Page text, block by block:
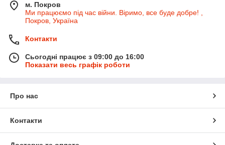
м. Покров
Ми працюємо під час війни. Віримо, все буде добре! ,
Покров, Україна
Контакти
Сьогодні працює з 09:00 до 16:00
Показати весь графік роботи
Про нас
Контакти